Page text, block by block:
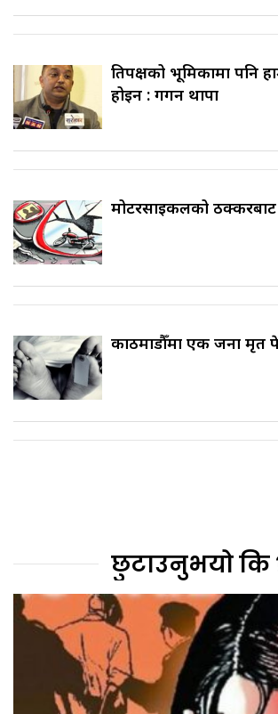
प्रतिपक्षको भूमिकामा पनि
होइन : गगन थापा
मोटरसाइकलको
काठमाडौँमा एक जना मृत
छुटाउनुभयो कि